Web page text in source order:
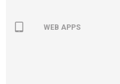
WEB APPS